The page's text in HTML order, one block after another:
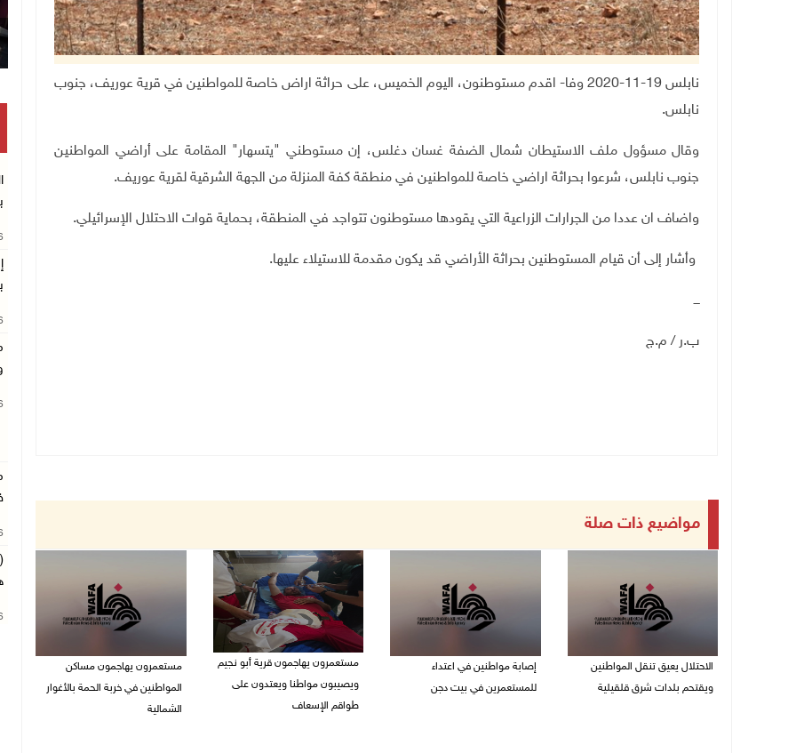
نابلس 19-11-2020 وفا- اقدم مستوطنون، اليوم الخميس، على حراثة اراض خاصة للمواطنين في قرية عوريف، جنوب
نابلس.
وقال مسؤول ملف الاستيطان شمال الضفة غسان دغلس، إن مستوطني "يتسهار" المقامة على أراضي المواطنين
جنوب نابلس، شرعوا بحراثة اراضي خاصة للمواطنين في منطقة كفة المنزلة من الجهة الشرقية لقرية عوريف.
واضاف ان عددا من الجرارات الزراعية التي يقودها مستوطنون تتواجد في المنطقة، بحماية قوات الاحتلال الإسرائيلي.
وأشار إلى أن قيام المستوطنين بحراثة الأراضي قد يكون مقدمة للاستيلاء عليها.
ـــ
ب.ر / م.ج
مواضيع ذات صلة
الاحتلال يعيق تنقل المواطنين
ويقتحم بلدات شرق قلقيلية
إصابة مواطنين في اعتداء
للمستعمرين في بيت دجن
مستعمرون يهاجمون قرية أبو نجيم
ويصيبون مواطنا ويعتدون على
طواقم الإسعاف
مستعمرون يهاجمون مساكن
المواطنين في خربة الحمة بالأغوار
الشمالية